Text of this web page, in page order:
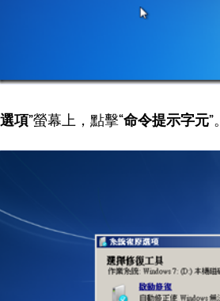
項”螢幕上，點擊“命令提示字元”。